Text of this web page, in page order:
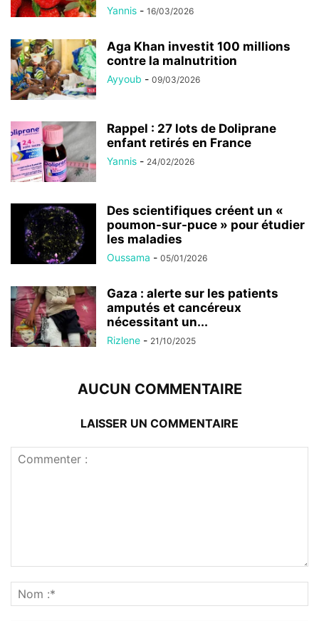
Yannis - 16/03/2026
Aga Khan investit 100 millions
contre la malnutrition
Ayyoub - 09/03/2026
Rappel : 27 lots de Doliprane
enfant retirés en France
Yannis - 24/02/2026
Des scientifiques créent un «
poumon-sur-puce » pour étudier
les maladies
Oussama - 05/01/2026
Gaza : alerte sur les patients
amputés et cancéreux
nécessitant un...
Rizlene - 21/10/2025
AUCUN COMMENTAIRE
LAISSER UN COMMENTAIRE